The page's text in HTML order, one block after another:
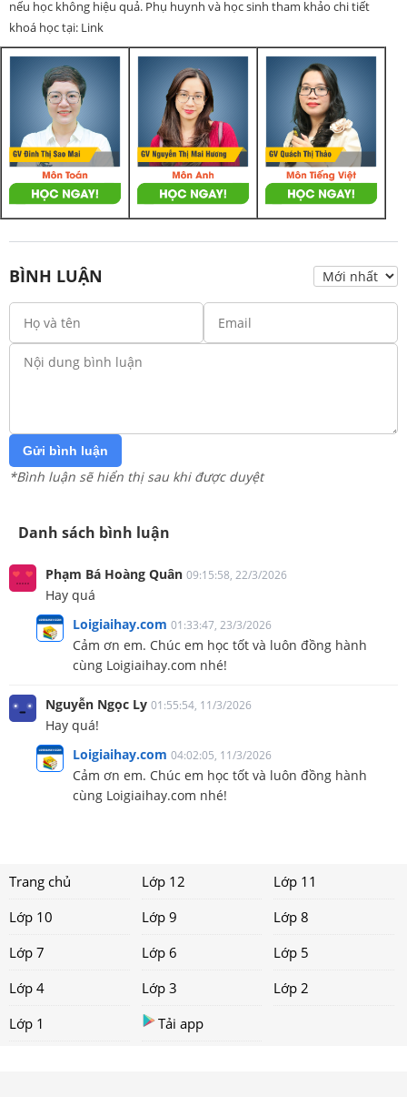
nếu học không hiệu quả. Phụ huynh và học sinh tham khảo chi tiết
khoá học tại: Link
BÌNH LUẬN
Gửi bình luận
*Bình luận sẽ hiển thị sau khi được duyệt
Danh sách bình luận
Phạm Bá Hoàng Quân 09:15:58, 22/3/2026
Hay quá
Loigiaihay.com 01:33:47, 23/3/2026
Cảm ơn em. Chúc em học tốt và luôn đồng hành
cùng Loigiaihay.com nhé!
Nguyễn Ngọc Ly 01:55:54, 11/3/2026
Hay quá!
Loigiaihay.com 04:02:05, 11/3/2026
Cảm ơn em. Chúc em học tốt và luôn đồng hành
cùng Loigiaihay.com nhé!
Trang chủ Lớp 12
Lớp 11
Lớp 10
Lớp 9
Lớp 8
Lớp 7
Lớp 6
Lớp 5
Lớp 4
Lớp 3
Lớp 2
Lớp 1
Tải app